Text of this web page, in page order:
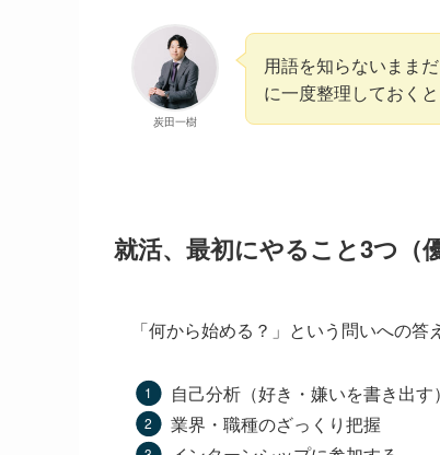
炭田一樹
用語を知らないまま
に一度整理しておく
就活、最初にやること3つ（
「何から始める？」という問いへの答
自己分析（好き・嫌いを書き出す）
業界・職種のざっくり把握